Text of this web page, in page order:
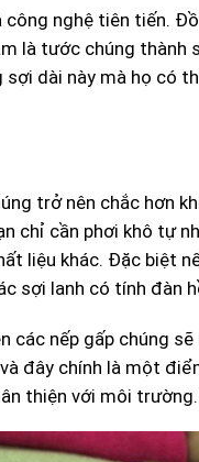
nghệ tiên tiến.
là tước chúng thành
dài này mà họ có
trở nên chắc hơn
chỉ cần phơi khô tự
liệu khác. Đặc biệt
sợi lanh có tính đàn
các nếp gấp chúng
đây chính là một
thiện với môi trường.